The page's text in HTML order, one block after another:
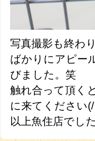
写真撮影も終わ
ばかりにアピー
びました。笑
触れ合って頂く
に来てください
以上魚住店でした